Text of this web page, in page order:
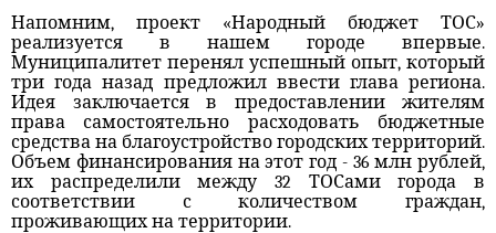
Напомним, проект «Народный бюджет ТОС»
реализуется в нашем городе впервые.
Муниципалитет перенял успешный опыт, который
три года назад предложил ввести глава региона.
Идея заключается в предоставлении жителям
права самостоятельно расходовать бюджетные
средства на благоустройство городских территорий.
Объем финансирования на этот год - 36 млн рублей,
их распределили между 32 ТОСами города в
соответствии с количеством граждан,
проживающих на территории.